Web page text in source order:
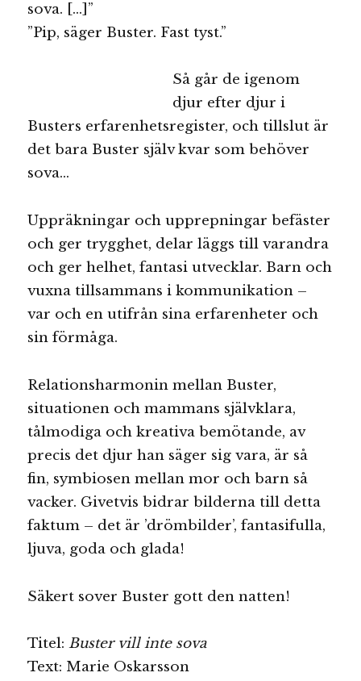
sova. […]”
”Pip, säger Buster. Fast tyst.”
Så går de igenom
djur efter djur i
Busters erfarenhetsregister, och tillslut är
det bara Buster själv kvar som behöver
sova…
Uppräkningar och upprepningar befäster
och ger trygghet, delar läggs till varandra
och ger helhet, fantasi utvecklar. Barn och
vuxna tillsammans i kommunikation –
var och en utifrån sina erfarenheter och
sin förmåga.
Relationsharmonin mellan Buster,
situationen och mammans självklara,
tålmodiga och kreativa bemötande, av
precis det djur han säger sig vara, är så
fin, symbiosen mellan mor och barn så
vacker. Givetvis bidrar bilderna till detta
faktum – det är ’drömbilder’, fantasifulla,
ljuva, goda och glada!
Säkert sover Buster gott den natten!
Titel:Buster vill inte sova
Text: Marie Oskarsson